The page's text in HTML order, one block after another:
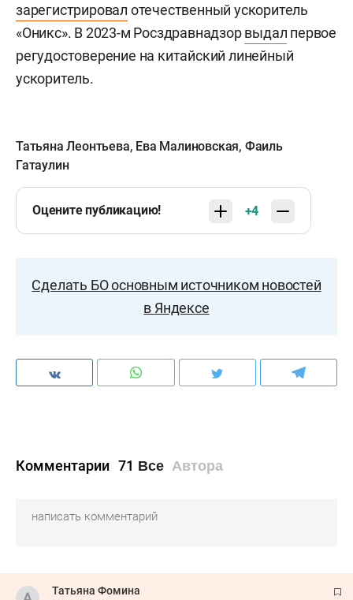
зарегистрировал отечественный ускоритель
«Оникс». В 2023-м Росздравнадзорвыдал первое
регудостоверение на китайский линейный
ускоритель.
Татьяна Леонтьева, Ева Малиновская, Фаиль
Гатаулин
Оцените публикацию! +4
Сделать БО основным источником новостей
в Яндексе
Комментарии 71 Все Автора
Татьяна Фомина